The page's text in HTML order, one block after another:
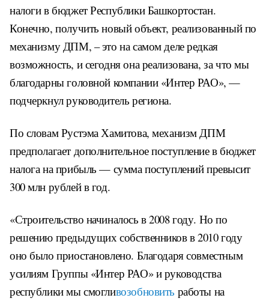
налоги в бюджет Республики Башкортостан.
Конечно, получить новый объект, реализованный по
механизму ДПМ, – это на самом деле редкая
возможность, и сегодня она реализована, за что мы
благодарны головной компании «Интер РАО», —
подчеркнул руководитель региона.
По словам Рустэма Хамитова, механизм ДПМ
предполагает дополнительное поступление в бюджет
налога на прибыль — сумма поступлений превысит
300 млн рублей в год.
«Строительство начиналось в 2008 году. Но по
решению предыдущих собственников в 2010 году
оно было приостановлено. Благодаря совместным
усилиям Группы «Интер РАО» и руководства
республики мы смогливозобновить работы на